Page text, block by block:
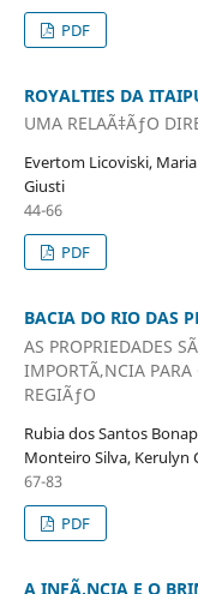
PDF
ROYALTIES DA
UMA RELAÃ‡ÃƒO
Evertom Licoviski,
Giusti
44-66
PDF
BACIA DO RIO DAS
AS PROPRIEDADES
IMPORTÃ‚NCIA PARA
REGIÃƒO
Rubia dos Santos
Monteiro Silva, Kerulyn
67-83
PDF
A INFÃ‚NCIA E O